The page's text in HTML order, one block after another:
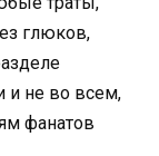
глюков,
и не во всем,
фанатов